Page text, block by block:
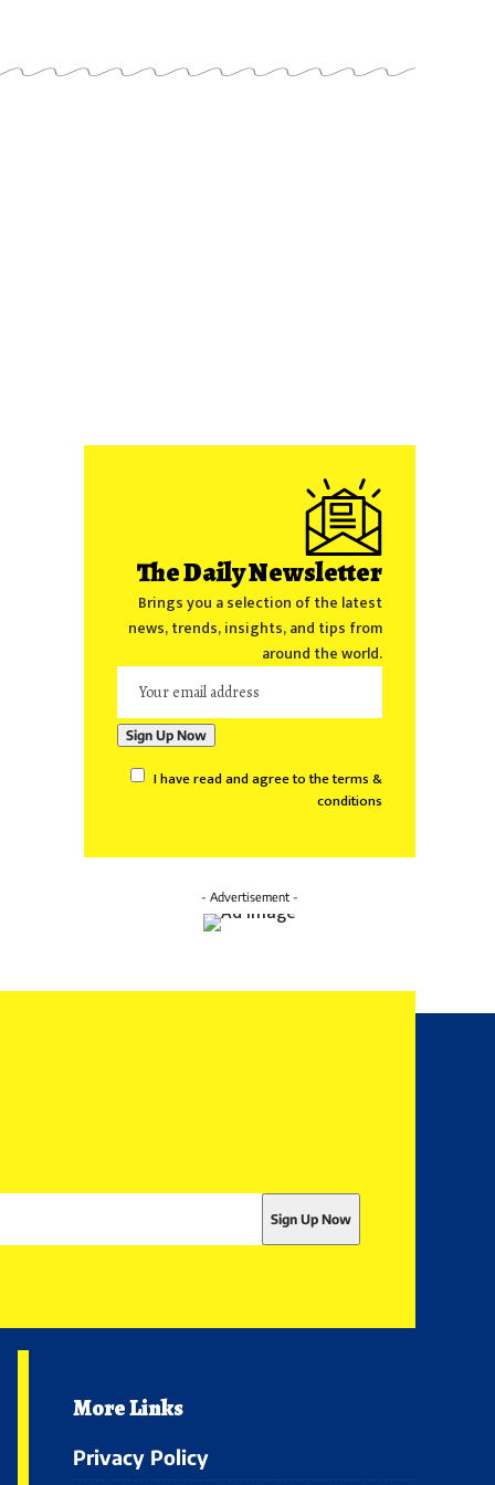
The Daily Newsletter
Brings you a selection of the latest
news, trends, insights, and tips from
around the world.
I have read and agree to the terms &
conditions
- Advertisement -
More Links
Privacy Policy